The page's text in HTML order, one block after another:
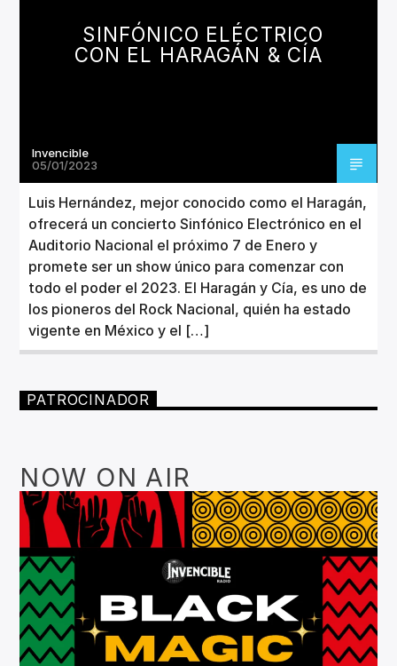
SINFÓNICO ELÉCTRICO
CON EL HARAGÁN & CÍA
Invencible
05/01/2023
Luis Hernández, mejor conocido como el Haragán,
ofrecerá un concierto Sinfónico Electrónico en el
Auditorio Nacional el próximo 7 de Enero y
promete ser un show único para comenzar con
todo el poder el 2023. El Haragán y Cía, es uno de
los pioneros del Rock Nacional, quién ha estado
vigente en México y el […]
PATROCINADOR
NOW ON AIR